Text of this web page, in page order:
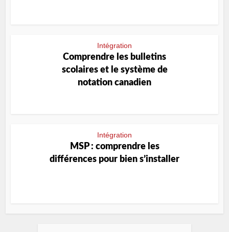
Intégration
Comprendre les bulletins
scolaires et le système de
notation canadien
Intégration
MSP : comprendre les
différences pour bien s’installer